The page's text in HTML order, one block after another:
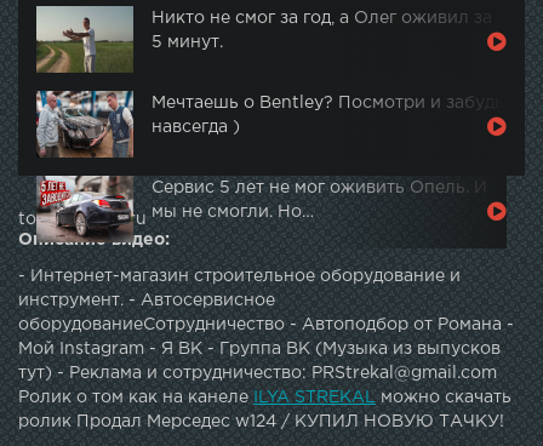
Никто не смог за год, а Олег оживил за
5 минут.
Мечтаешь о Bentley? Посмотри и забудь
навсегда )
Сервис 5 лет не мог оживить Опель. И
мы не смогли. Но…
topautotube.ru
Описание видео:
- Интернет-магазин строительное оборудование и
инструмент. - Автосервисное
оборудованиеСотрудничество - Автоподбор от Романа -
Мой Instagram - Я ВК - Группа ВК (Музыка из выпусков
тут) - Реклама и сотрудничество: PRStrekal@gmail.com
Ролик о том как на канеле ILYA STREKAL
можно скачать
ролик Продал Мерседес w124 / КУПИЛ НОВУЮ ТАЧКУ!